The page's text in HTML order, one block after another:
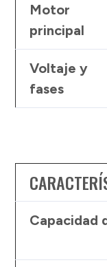
Motor
principal
Voltaje y
fases
Capacidad